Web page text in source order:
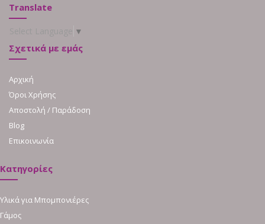
Translate
▼
Σχετικά με εμάς
Αρχική
Όροι Χρήσης
Αποστολή / Παράδοση
Blog
Επικοινωνία
Κατηγορίες
Υλικά για Μπομπονιέρες
Γάμος